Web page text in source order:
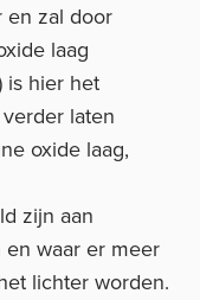
en zal door
laag
is hier het
laten
oxide laag,
zijn aan
waar er meer
lichter worden.